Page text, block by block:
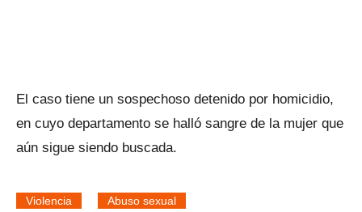
El caso tiene un sospechoso detenido por homicidio,
en cuyo departamento se halló sangre de la mujer que
aún sigue siendo buscada.
Violencia Abuso sexual